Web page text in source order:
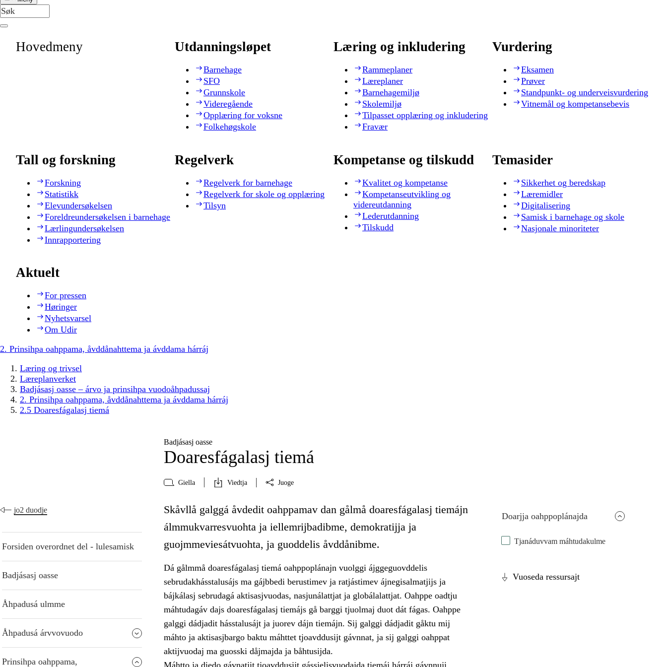
Hovedmeny Utdanningsløpet
Barnehage
SFO
Grunnskole
Videregående
Opplæring for voksne
Folkehøgskole
Læring og inkludering
Rammeplaner
Læreplaner
Barnehagemiljø
Skolemiljø
Tilpasset opplæring og inkludering
Fravær
Vurdering
Eksamen
Prøver
Standpunkt- og underveisvurdering
Vitnemål og kompetansebevis
Tall og forskning
Forskning
Statistikk
Elevundersøkelsen
Foreldreundersøkelsen i barnehage
Lærlingundersøkelsen
Innrapportering
Regelverk
Regelverk for barnehage
Regelverk for skole og opplæring
Tilsyn
Kompetanse og tilskudd
Kvalitet og kompetanse
Kompetanseutvikling og
videreutdanning
Lederutdanning
Tilskudd
Temasider
Sikkerhet og beredskap
Læremidler
Digitalisering
Samisk i barnehage og skole
Nasjonale minoriteter
Aktuelt
For pressen
Høringer
Nyhetsvarsel
Om Udir
2. Prinsihpa oahppama, åvddånahttema ja ávddama hárráj
Læring og trivsel
Læreplanverket
Badjásasj oasse – árvo ja prinsihpa vuodoåhpadussaj
2. Prinsihpa oahppama, åvddånahttema ja ávddama hárráj
2.5 Doaresfágalasj tiemá
Badjásasj oasse
Doaresfágalasj tiemá
Giella Viedtja Juoge
jo2 duodje
Forsiden overordnet del - lulesamisk
Badjásasj oasse
Åhpadusá ulmme
Åhpadusá árvvovuodo
Prinsihpa oahppama,
Doarjja oahppoplánajda
Tjanáduvvam máhtudakulme
Vuoseda ressursajt
Skåvllå galggá åvdedit oahppamav dan gålmå doaresfágalasj tiemájn
álmmukvarresvuohta ja iellemrijbadibme, demokratijja ja
guojmmeviesátvuohta, ja guoddelis åvddånibme.
Dá gålmmå doaresfágalasj tiemá oahppoplánajn vuolggi ájggeguovddelis
sebrudakhásstalusájs ma gájbbedi berustimev ja ratjástimev ájnegisalmatjijs ja
bájkálasj sebrudagá aktisasjvuodas, nasjunálattjat ja globálalattjat. Oahppe oadtju
máhtudagáv dajs doaresfágalasj tiemájs gå barggi tjuolmaj duot dát fágas. Oahppe
galggi dádjadit hásstalusájt ja juorev dájn tiemájn. Sij galggi dádjadit gåktu mij
máhto ja aktisasjbargo baktu máhttet tjoavddusijt gávnnat, ja sij galggi oahppat
aktijvuodaj ma guosski dåjmajda ja båhtusijda.